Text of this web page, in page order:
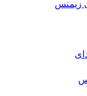
زیمنس